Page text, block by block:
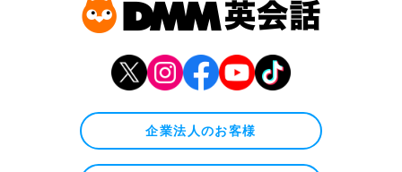
企業法人のお客様